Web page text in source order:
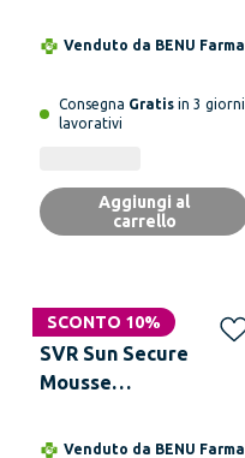
250 ml
Venduto da BENU Farma
Consegna Gratis in 3 giorni
lavorativi
Aggiungi al
carrello
SCONTO 10%
SVR Sun Secure
Mousse
ml
Venduto da BENU Farma